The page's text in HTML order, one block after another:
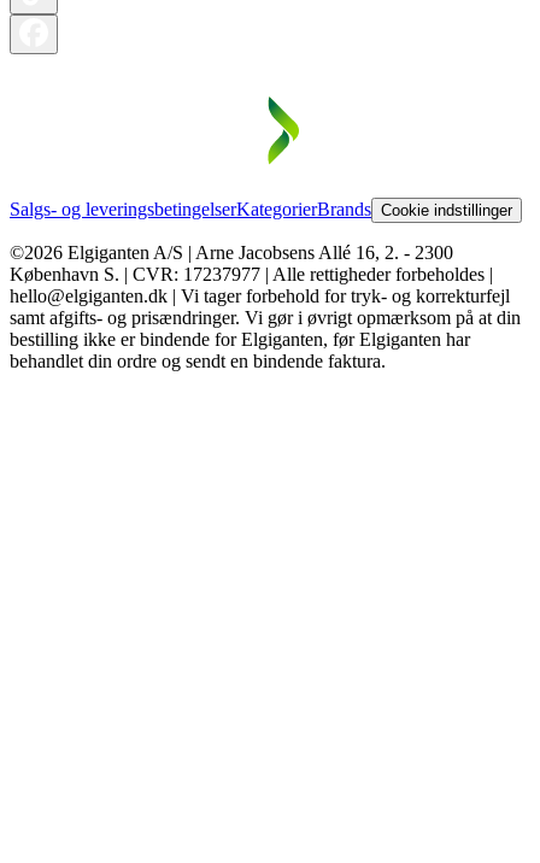
Salgs- og leveringsbetingelserKategorierBrands Cookie indstillinger
©2026 Elgiganten A/S | Arne Jacobsens Allé 16, 2. - 2300
København S. | CVR: 17237977 | Alle rettigheder forbeholdes |
hello@elgiganten.dk | Vi tager forbehold for tryk- og korrekturfejl
samt afgifts- og prisændringer. Vi gør i øvrigt opmærksom på at din
bestilling ikke er bindende for Elgiganten, før Elgiganten har
behandlet din ordre og sendt en bindende faktura.